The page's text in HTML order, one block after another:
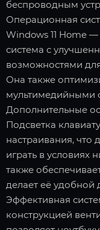
беспроводным
Операционная
Windows 11 Home
система с
возможностями
Она также
мультимедийными
Дополнительные
Подсветка
настраивания, что
играть в условиях
также
делает её удобной
Эффективная
конструкцией